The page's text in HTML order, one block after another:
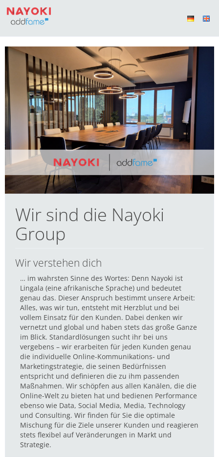
Wir sind die Nayoki
Group
Wir verstehen dich
… im wahrsten Sinne des Wortes: Denn Nayoki ist
Lingala (eine afrikanische Sprache) und bedeutet
genau das. Dieser Anspruch bestimmt unsere Arbeit:
Alles, was wir tun, entsteht mit Herzblut und bei
vollem Einsatz für den Kunden. Dabei denken wir
vernetzt und global und haben stets das große Ganze
im Blick. Standardlösungen sucht ihr bei uns
vergebens – wir erarbeiten für jeden Kunden genau
die individuelle Online-Kommunikations- und
Marketingstrategie, die seinen Bedürfnissen
entspricht und definieren die zu ihm passenden
Maßnahmen. Wir schöpfen aus allen Kanälen, die die
Online-Welt zu bieten hat und bedienen Performance
ebenso wie Data, Social Media, Media, Technology
und Consulting. Wir finden für Sie die optimale
Mischung für die Ziele unserer Kunden und reagieren
stets flexibel auf Veränderungen in Markt und
Strategie.